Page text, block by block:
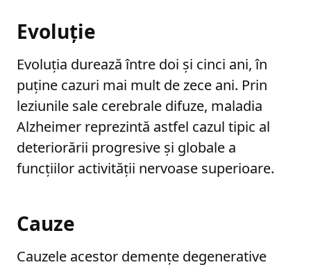
Evoluție
Evoluţia durează între doi şi cinci ani, în
puţine cazuri mai mult de zece ani. Prin
leziunile sale cerebrale difuze, maladia
Alzheimer reprezintă astfel cazul tipic al
deteriorării progresive şi globale a
funcţiilor activităţii nervoase superioare.
Cauze
Cauzele acestor demenţe degenerative